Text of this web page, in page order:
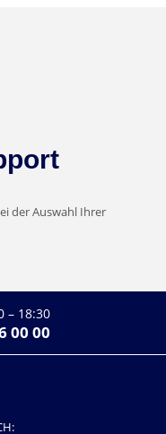
der Auswahl Ihrer
– 18:30
00 00